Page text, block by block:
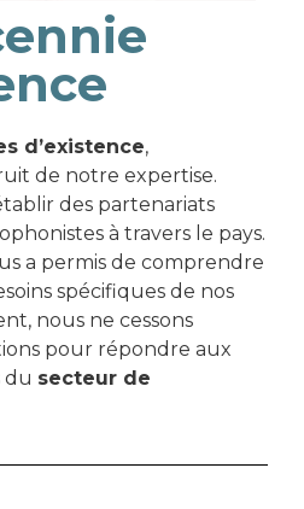
d’existence,
de notre expertise.
des partenariats
à travers le pays.
a permis de comprendre
spécifiques de nos
nous ne cessons
pour répondre aux
du secteur de